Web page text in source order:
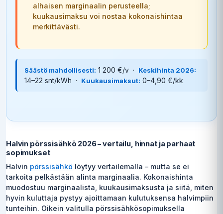
alhaisen marginaalin perusteella;
kuukausimaksu voi nostaa kokonaishintaa
merkittävästi.
Säästö mahdollisesti: 1 200 €/v · Keskihinta 2026:
14–22 snt/kWh · Kuukausimaksut: 0–4,90 €/kk
Halvin pörssisähkö 2026 – vertailu, hinnat ja parhaat
sopimukset
Halvin pörssisähkö löytyy vertailemalla – mutta se ei
tarkoita pelkästään alinta marginaalia. Kokonaishinta
muodostuu marginaalista, kuukausimaksusta ja siitä, miten
hyvin kuluttaja pystyy ajoittamaan kulutuksensa halvimpiin
tunteihin. Oikein valitulla pörssisähkösopimuksella